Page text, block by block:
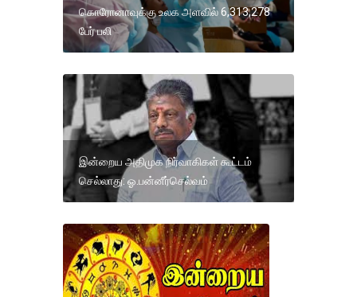
கொரோனாவுக்கு உலக அளவில் 6,313,278
பேர் பலி
இன்றைய அதிமுக நிர்வாகிகள் கூட்டம்
செல்லாது: ஓ.பன்னீர்செல்வம்